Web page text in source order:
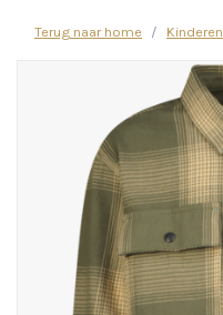
Terug naar home Kinderen